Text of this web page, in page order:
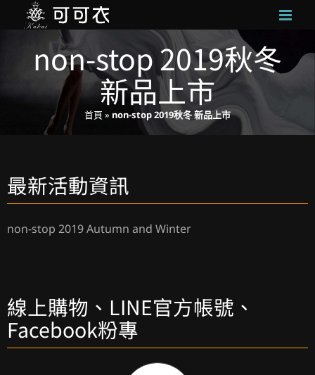
contentnon-stop 2019秋冬
新品上市
首頁 » non-stop 2019秋冬 新品上市
最新活動資訊
non-stop 2019 Autumn and Winter
線上購物、LINE官方帳號、
Facebook粉專